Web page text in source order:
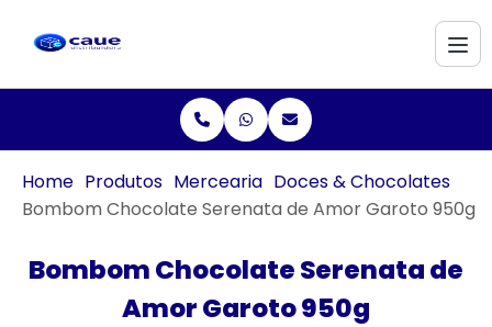
Home Produtos Mercearia Doces & Chocolates
Bombom Chocolate Serenata de Amor Garoto 950g
Bombom Chocolate Serenata de
Amor Garoto 950g